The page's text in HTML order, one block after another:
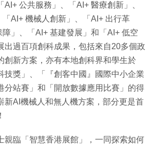
AI+ 公共服務」、「AI+ 醫療創新」、
「AI+ 機械人創新」、「AI+ 出行革
」、「AI+ 基建發展」和「AI+ 低空
出過百項創科成果，包括來自20多個政
創新方案，亦有本地創科界和學生於
技獎」、「『創客中國』國際中小企業
站賽」和「開放數據應用比賽」的得
新AI機械人和無人機方案，部分更是首
親臨「智慧香港展館」，一同探索如何